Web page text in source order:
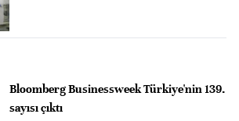
Bloomberg Businessweek Türkiye'nin 139.
sayısı çıktı